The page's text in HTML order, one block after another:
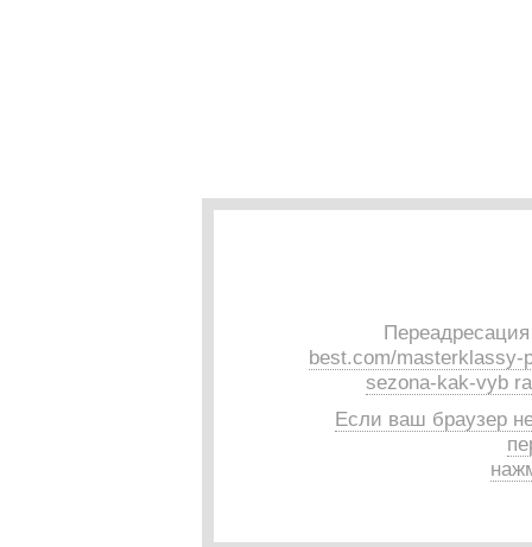
best.com/masterklassy-
sezona-kak-vyb
Если ваш браузер